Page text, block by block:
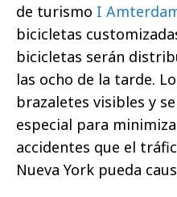
de turismo I
bicicletas
bicicletas serán
las ocho de la tarde.
brazaletes visibles y
especial para
accidentes que el
Nueva York pueda